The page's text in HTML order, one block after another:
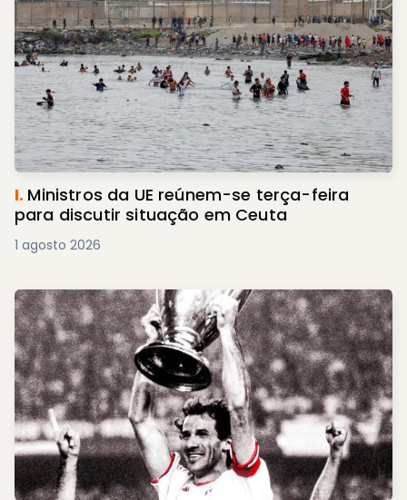
I. Ministros da UE reúnem-se terça-feira
para discutir situação em Ceuta
1 agosto 2026